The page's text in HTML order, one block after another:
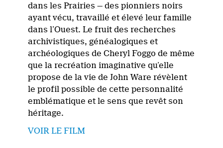
dans les Prairies — des pionniers noirs
ayant vécu, travaillé et élevé leur famille
dans l’Ouest. Le fruit des recherches
archivistiques, généalogiques et
archéologiques de Cheryl Foggo de même
que la recréation imaginative qu’elle
propose de la vie de John Ware révèlent
le profil possible de cette personnalité
emblématique et le sens que revêt son
héritage.
VOIR LE FILM